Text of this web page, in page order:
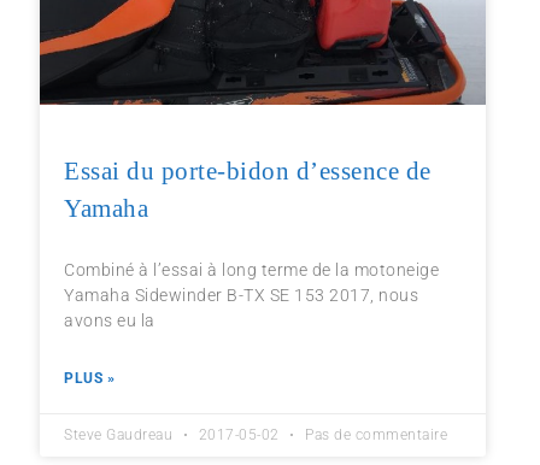
Essai du porte-bidon d’essence de
Yamaha
Combiné à l’essai à long terme de la motoneige
Yamaha Sidewinder B-TX SE 153 2017, nous
avons eu la
PLUS »
Steve Gaudreau 2017-05-02 Pas de commentaire